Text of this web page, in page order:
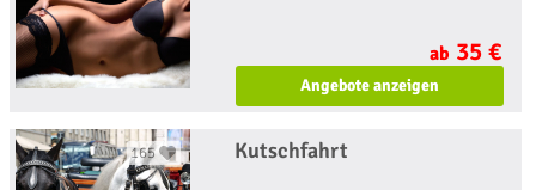
ab 35 €
Angebote anzeigen
165 Kutschfahrt